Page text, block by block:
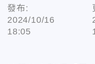
發布:
2024/10/16
18:05